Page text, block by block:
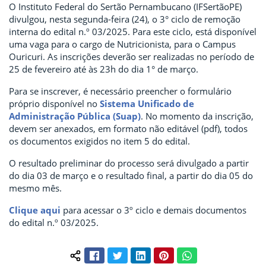
O Instituto Federal do Sertão Pernambucano (IFSertãoPE)
divulgou, nesta segunda-feira (24), o 3° ciclo de remoção
interna do edital n.º 03/2025. Para este ciclo, está disponível
uma vaga para o cargo de Nutricionista, para o Campus
Ouricuri. As inscrições deverão ser realizadas no período de
25 de fevereiro até às 23h do dia 1° de março.
Para se inscrever, é necessário preencher o formulário
próprio disponível no Sistema Unificado de
Administração Pública (Suap). No momento da inscrição,
devem ser anexados, em formato não editável (pdf), todos
os documentos exigidos no item 5 do edital.
O resultado preliminar do processo será divulgado a partir
do dia 03 de março e o resultado final, a partir do dia 05 do
mesmo mês.
Clique aqui para acessar o 3º ciclo e demais documentos
do edital n.º 03/2025.
Compartilhar conteúdo:
FacebookTwitterLinkedInPinterestWhatsApp